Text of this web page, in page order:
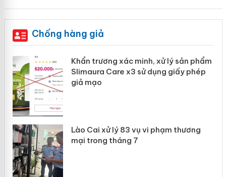
Chống hàng giả
Khẩn trương xác minh, xử lý sản phẩm
Slimaura Care x3 sử dụng giấy phép
giả mạo
Lào Cai xử lý 83 vụ vi phạm thương
mại trong tháng 7